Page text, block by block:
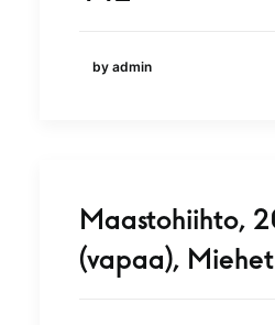
by admin
Maastohiihto,
(vapaa), Miehet